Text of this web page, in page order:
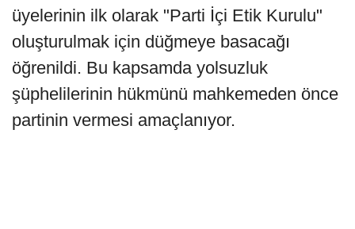
üyelerinin ilk olarak "Parti İçi Etik Kurulu"
oluşturulmak için düğmeye basacağı
öğrenildi. Bu kapsamda yolsuzluk
şüphelilerinin hükmünü mahkemeden önce
partinin vermesi amaçlanıyor.